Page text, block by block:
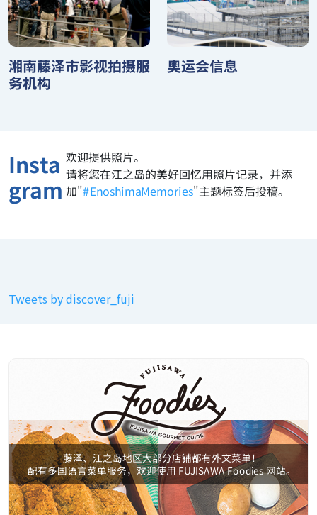
湘南藤泽市影视拍摄服
务机构
奥运会信息
Insta
gram
欢迎提供照片。
请将您在江之岛的美好回忆用照片记录，并添
加"#EnoshimaMemories"主题标签后投稿。
Tweets by discover_fuji
藤泽、江之岛地区大部分店铺都有外文菜单！
配有多国语言菜单服务，欢迎使用 FUJISAWA Foodies 网站。